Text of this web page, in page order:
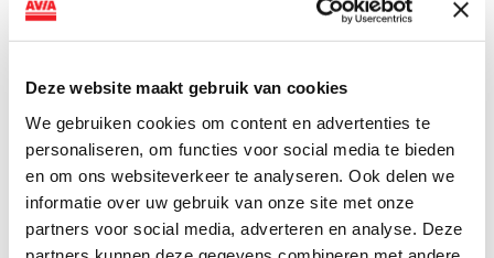
Deze website maakt gebruik van cookies
We gebruiken cookies om content en advertenties te
personaliseren, om functies voor social media te bieden
en om ons websiteverkeer te analyseren. Ook delen we
informatie over uw gebruik van onze site met onze
partners voor social media, adverteren en analyse. Deze
NIEUWS
AVIA VOLT en Fletcher Hotels starten
landelijke uitrol van DC-
snellaadinfrastructuur
AVIA VOLT en Fletcher Hotels starten landelijke uitrol
van DC-snellaadinfrastructuur AVIA VOLT en...